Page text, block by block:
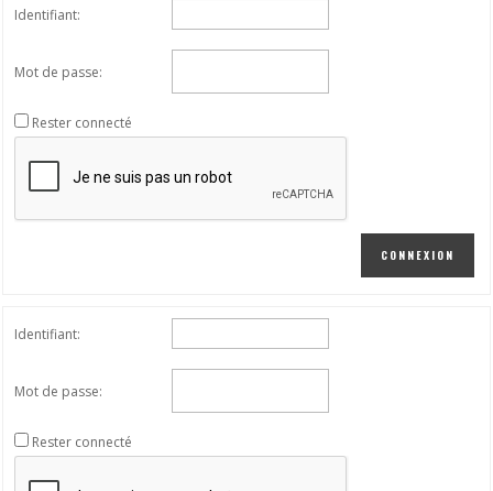
Identifiant:
Mot de passe:
Rester connecté
CONNEXION
Identifiant:
Mot de passe:
Rester connecté